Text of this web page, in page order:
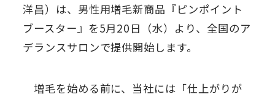
洋昌）は、男性用増毛新商品『ピンポイント
ブースター』を5月20日（水）より、全国のア
デランスサロンで提供開始します。
増毛を始める前に、当社には「仕上がりが